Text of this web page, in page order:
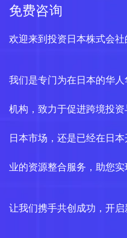
免费咨询
欢迎来到投资日本株式会社
我们是专门为在日本的华
机构，致力于促进跨境投
日本市场，还是已经在日
业的资源整合服务，助您实
让我们携手共创成功，开启